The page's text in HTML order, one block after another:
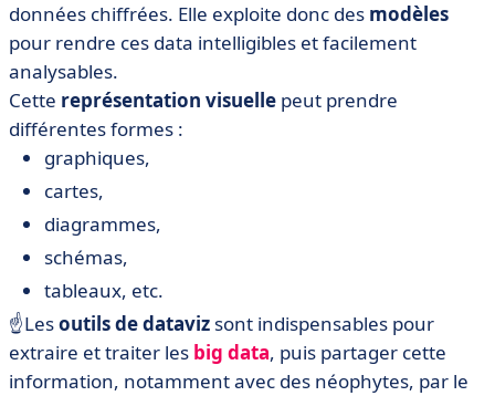
données chiffrées. Elle exploite donc des modèles
pour rendre ces data intelligibles et facilement
analysables.
Cette représentation visuelle peut prendre
différentes formes :
graphiques,
cartes,
diagrammes,
schémas,
tableaux, etc.
☝️Lesoutils de dataviz sont indispensables pour
extraire et traiter les big data, puis partager cette
information, notamment avec des néophytes, par le